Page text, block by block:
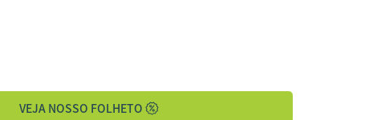
VEJA NOSSO FOLHETO